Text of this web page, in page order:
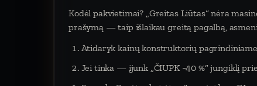
Kodėl pakvietimai? „Greitas Liūtas“ nėra
prašymą — taip išlaikau greitą pagalbą,
Atidaryk kainų konstruktorių
Jei tinka — įjunk „ČIUPK −40 %“ jungiklį